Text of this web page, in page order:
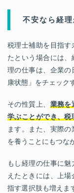
不安なら経
税理士補助を目指す
たという場合には
理の仕事は、企業の
康状態」をチェック
その性質上、 業務を
学ぶことができ、
ます。また、実際
を養うことにもつな
もし経理の仕事に
えたときには、上
指す選択肢も増えま